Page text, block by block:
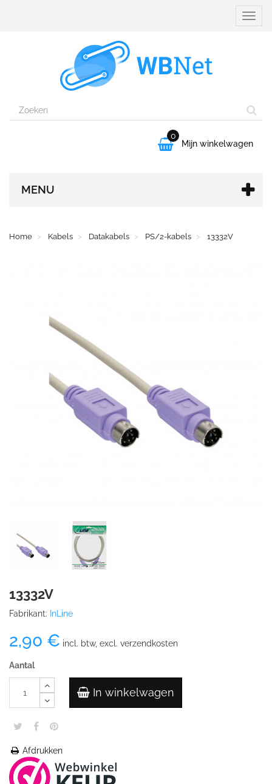

0
Mijn winkelwagen
MENU
Home Kabels Datakabels PS/2-kabels 13332V
13332V
Fabrikant: InLine
2,90 € incl. btw, excl. verzendkosten
Aantal
In winkelwagen
Afdrukken